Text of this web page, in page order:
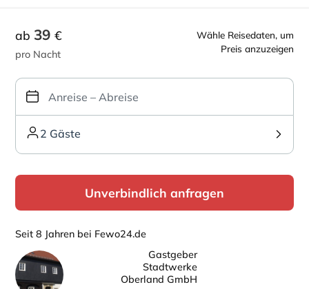
Wähle Reisedaten, um
Preis anzuzeigen
ab 39 €
pro Nacht
2 Gäste
Unverbindlich anfragen
Seit 8 Jahren bei Fewo24.de
Gastgeber
Stadtwerke
Oberland GmbH